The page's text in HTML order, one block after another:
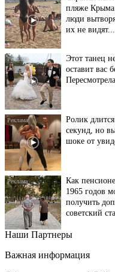
пляже
люди
их не видят...
Этот танец
оставит вас
Ролик
секунд, но
шоке от
Как
1965 годов
получить
советский
Ржу не
не раз
Наши Партнеры
Важная информация